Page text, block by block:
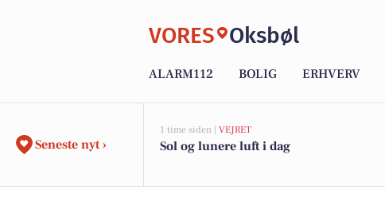
VORES Oksbøl
ALARM112 BOLIG ERHVERV
Seneste nyt ›
1 time siden | VEJRET
Sol og lunere luft i dag